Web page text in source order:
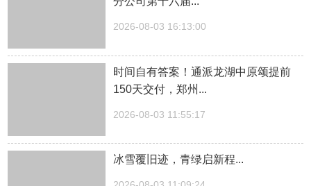
2026-08-03 16:13:00
时间自有答案！通派龙湖中原颂提前
150天交付，郑州...
2026-08-03 11:55:17
冰雪覆旧迹，青绿启新程...